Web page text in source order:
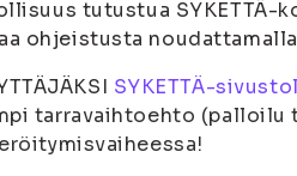
tutustua SYKETTÄ-
ohjeistusta
SYKETTÄ-
tarravaihtoehto (palloilu